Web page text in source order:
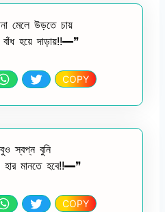
মেলে উড়তে চায়
বাঁধ হয়ে দাড়ায়!!━❞
COPY
স্বপ্ন বুনি
হার মানতে হবে!!━❞
COPY